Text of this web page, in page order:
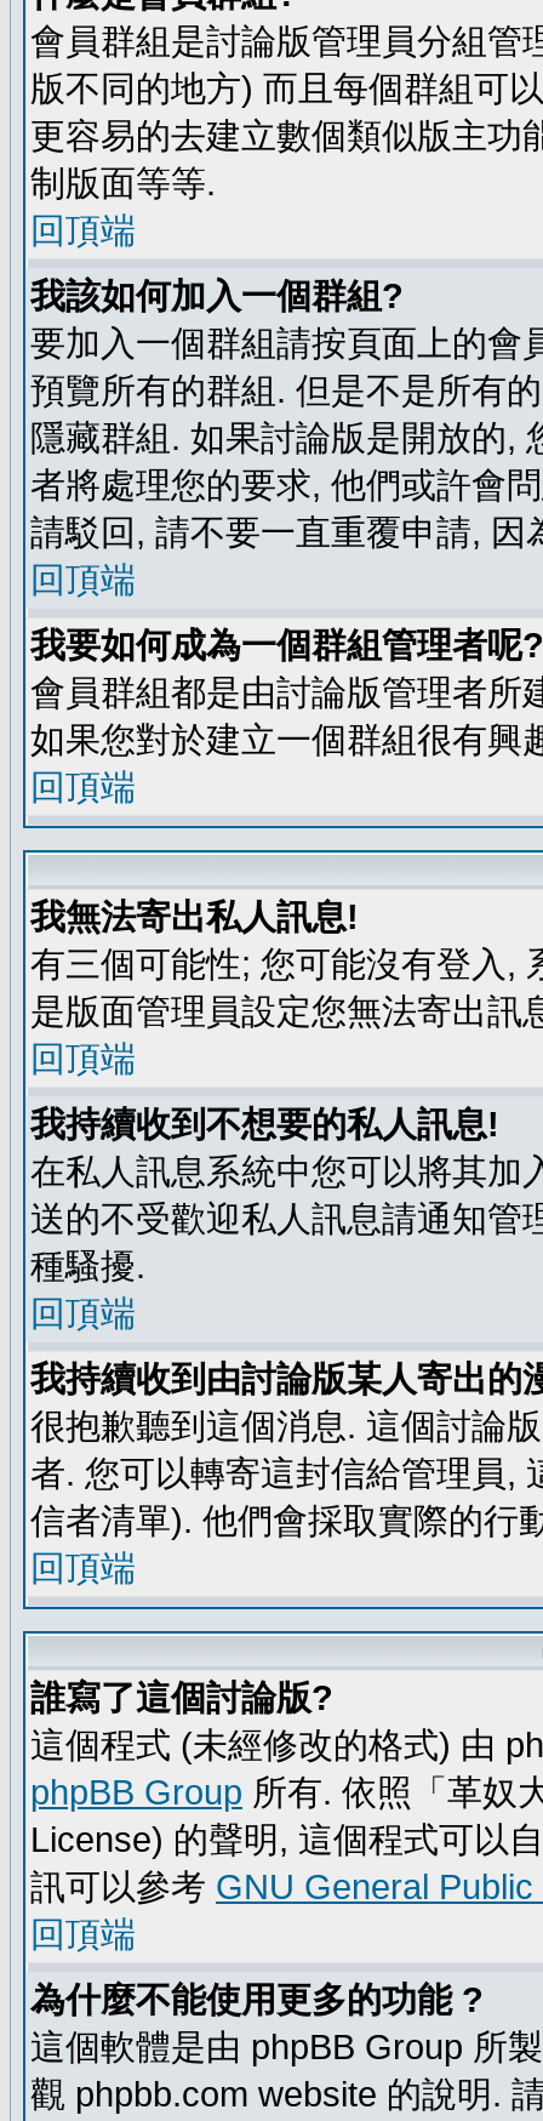
會員群組是討論版管理員分組管
版不同的地方) 而且每個群組可
更容易的去建立數個類似版主功
制版面等等.
回頂端
我該如何加入一個群組?
要加入一個群組請按頁面上的會
預覽所有的群組. 但是不是所有
隱藏群組. 如果討論版是開放的,
者將處理您的要求, 他們或許會
請駁回, 請不要一直重覆申請, 因
回頂端
我要如何成為一個群組管理者呢?
會員群組都是由討論版管理者所
如果您對於建立一個群組很有興
回頂端
我無法寄出私人訊息!
有三個可能性; 您可能沒有登入,
是版面管理員設定您無法寄出訊
回頂端
我持續收到不想要的私人訊息!
在私人訊息系統中您可以將其加
送的不受歡迎私人訊息請通知管
種騷擾.
回頂端
我持續收到由討論版某人寄出的
很抱歉聽到這個消息. 這個討論
者. 您可以轉寄這封信給管理員,
信者清單). 他們會採取實際的行
回頂端
誰寫了這個討論版?
這個程式 (未經修改的格式) 由
phpBB Group 所有. 依照「革奴
License) 的聲明, 這個程式可以
訊可以參考 GNU General
回頂端
為什麼不能使用更多的功能 ?
這個軟體是由 phpBB Group 所
觀 phpbb.com website 的說明.